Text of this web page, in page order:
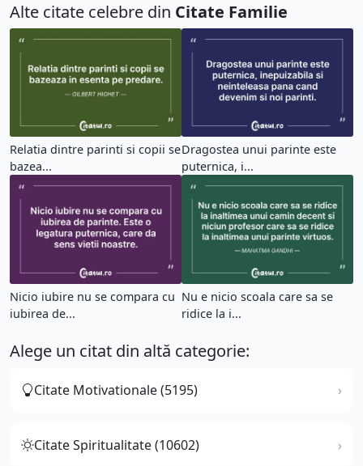
Alte citate celebre din Citate Familie
Relatia dintre parinti si copii se
bazea...
Dragostea unui parinte este
puternica, i...
Nicio iubire nu se compara cu
iubirea de...
Nu e nicio scoala care sa se
ridice la i...
Alege un citat din altă categorie:
Citate Motivationale (5195)
Citate Spiritualitate (10602)